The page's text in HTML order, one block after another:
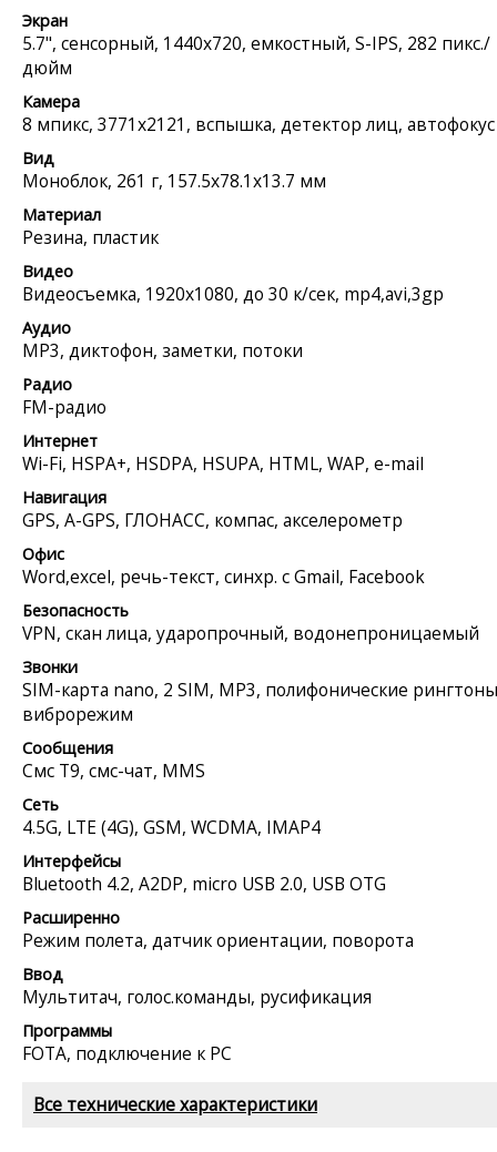
Экран
5.7", сенсорный, 1440x720, емкостный, S-IPS, 282 пикс./
дюйм
Камера
8 мпикс, 3771x2121, вспышка, детектор лиц, автофокус
Вид
Моноблок, 261 г, 157.5x78.1x13.7 мм
Материал
Резина, пластик
Видео
Видеосъемка, 1920x1080, до 30 к/сек, mp4,avi,3gp
Аудио
MP3, диктофон, заметки, потоки
Радио
FM-радио
Интернет
Wi-Fi, HSPA+, HSDPA, HSUPA, HTML, WAP, e-mail
Навигация
GPS, A-GPS, ГЛОНАСС, компас, акселерометр
Офис
Word,excel, речь-текст, синхр. с Gmail, Facebook
Безопасность
VPN, скан лица, ударопрочный, водонепроницаемый
Звонки
SIM-карта nano, 2 SIM, MP3, полифонические
виброрежим
Сообщения
Смс Т9, смс-чат, MMS
Сеть
4.5G, LTE (4G), GSM, WCDMA, IMAP4
Интерфейсы
Bluetooth 4.2, A2DP, micro USB 2.0, USB OTG
Расширенно
Режим полета, датчик ориентации, поворота
Ввод
Мультитач, голос.команды, русификация
Программы
FOTA, подключение к PC
Все технические характеристики